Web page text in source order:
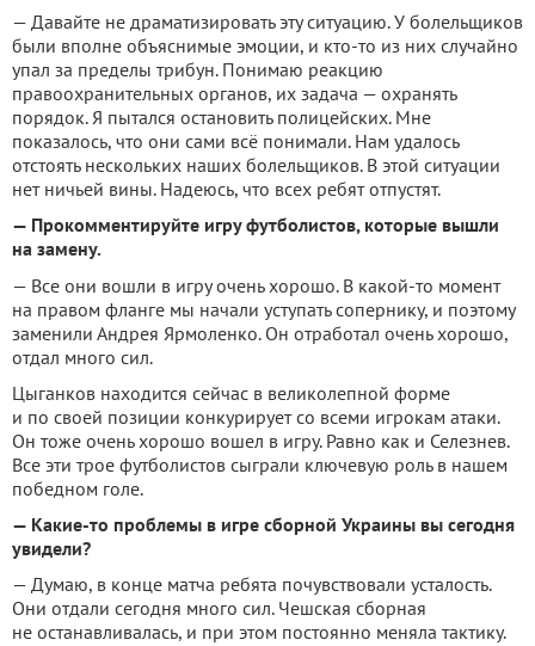
— Давайте не драматизировать эту ситуацию. У болельщиков
были вполне объяснимые эмоции, и кто-то из них случайно
упал за пределы трибун. Понимаю реакцию
правоохранительных органов, их задача — охранять
порядок. Я пытался остановить полицейских. Мне
показалось, что они сами всё понимали. Нам удалось
отстоять нескольких наших болельщиков. В этой ситуации
нет ничьей вины. Надеюсь, что всех ребят отпустят.
— Прокомментируйте игру футболистов, которые вышли
на замену.
— Все они вошли в игру очень хорошо. В какой-то момент
на правом фланге мы начали уступать сопернику, и поэтому
заменили Андрея Ярмоленко. Он отработал очень хорошо,
отдал много сил.
Цыганков находится сейчас в великолепной форме
и по своей позиции конкурирует со всеми игрокам атаки.
Он тоже очень хорошо вошел в игру. Равно как и Селезнев.
Все эти трое футболистов сыграли ключевую роль в нашем
победном голе.
— Какие-то проблемы в игре сборной Украины вы сегодня
увидели?
— Думаю, в конце матча ребята почувствовали усталость.
Они отдали сегодня много сил. Чешская сборная
не останавливалась, и при этом постоянно меняла тактику.